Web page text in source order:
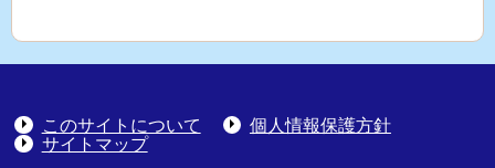
このサイトについて
個人情報保護方針
サイトマップ